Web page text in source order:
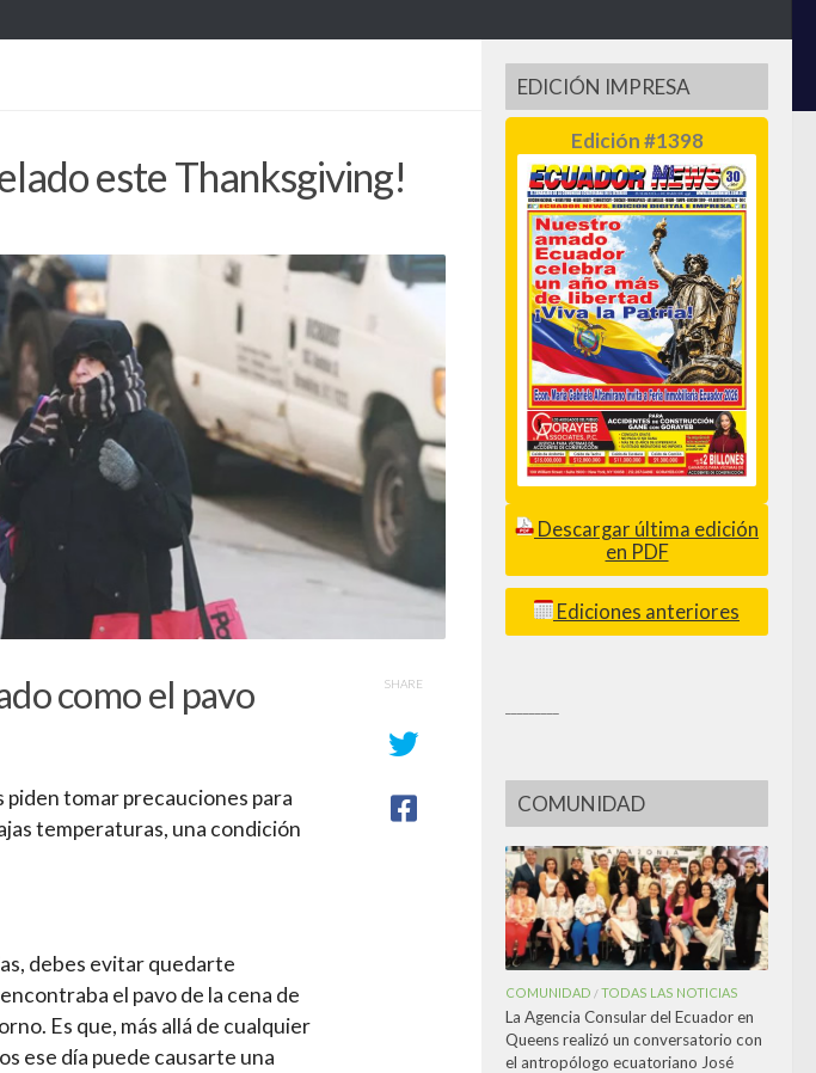
este Thanksgiving!
como el pavo
tomar precauciones para
temperaturas, una condición
debes evitar quedarte
el pavo de la cena de
Es que, más allá de cualquier
ese día puede causarte una
SHARE
EDICIÓN IMPRESA
Edición #1398
Descargar última edición
en PDF
Ediciones anteriores
COMUNIDAD
COMUNIDAD /TODAS LAS NOTICIAS
La Agencia Consular del Ecuador en
Queens realizó un conversatorio con
el antropólogo ecuatoriano José